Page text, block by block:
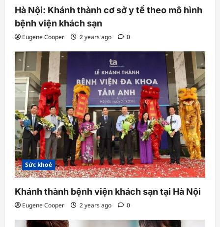
Hà Nội: Khánh thành cơ sở y tế theo mô hình
bệnh viện khách sạn
Eugene Cooper 2 years ago 0
Sức khoẻ
Khánh thành bệnh viện khách sạn tại Hà Nội
Eugene Cooper 2 years ago 0